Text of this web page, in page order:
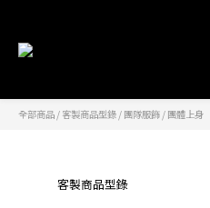
全部商品 / 客製商品型錄 / 團隊服飾 / 團體上身
客製商品型錄